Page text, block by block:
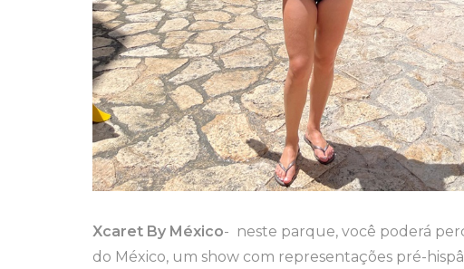
Xcaret By México- neste parque, você poderá
do México, um show com representações pré-